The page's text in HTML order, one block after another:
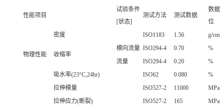
性能项目
试验条件
[状态]
测试方法 测试数据
数
位
物理性能
密度 ISO1183 1.56 g/
收缩率
横向流量 ISO294-4 0.70
%
流量
ISO294-4 0.20
%
吸水率(23°C,24hr)
ISO62 0.080 %
拉伸模量 ISO527-2 11000
MPa
拉伸应力(断裂)
ISO527-2 165
MPa